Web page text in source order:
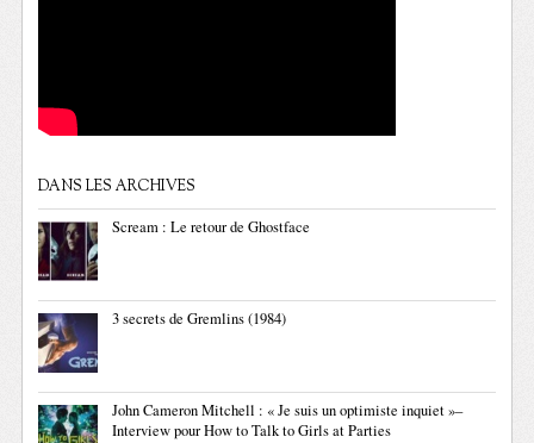
DANS LES ARCHIVES
Scream : Le retour de Ghostface
3 secrets de Gremlins (1984)
John Cameron Mitchell : « Je suis un optimiste inquiet »–
Interview pour How to Talk to Girls at Parties